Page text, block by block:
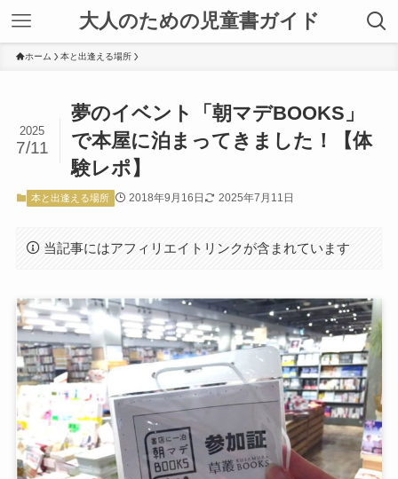
大人のための児童書ガイド
ホーム 本と出逢える場所
夢のイベント「朝マデBOOKS」
で本屋に泊まってきました！【体
験レポ】
2025
7/11
本と出逢える場所 2018年9月16日 2025年7月11日
当記事にはアフィリエイトリンクが含まれています